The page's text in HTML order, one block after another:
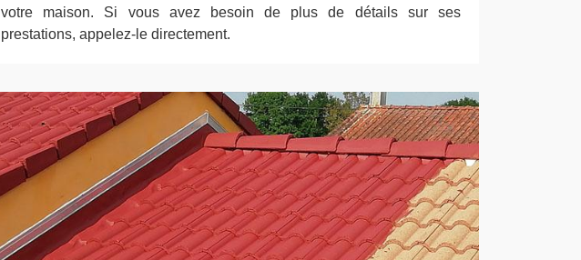
votre maison. Si vous avez besoin de plus de détails sur ses
prestations, appelez-le directement.